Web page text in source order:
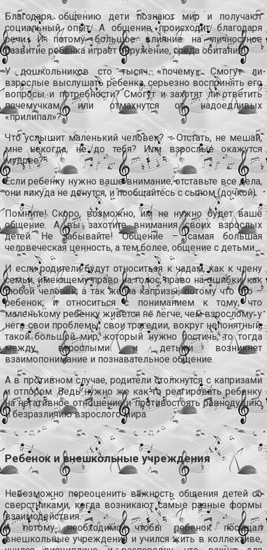
Благодаря общению дети познают мир и получают
социальный опыт. А общение происходит благодаря
речи. И потому большое влияние на личностное
развитие ребенка играет окружение, среда обитания.
У дошкольников сто тысяч «почему». Смогут ли
взрослые выслушать ребенка, серьезно воспринять его
вопросы и потребности? Смогут и захотят ли ответить
почемучкам, или отмахнутся от надоедливых
«прилипал»?
Что услышит маленький человек? – Отстать, не мешай,
мне некогда, не до тебя? Или взрослые окажутся
мудрее?
Если ребенку нужно ваше внимание, отставьте все дела,
они никуда не денутся, и пообщайтесь с сыном (дочкой).
Помните! Скоро, возможно, им не нужно будет ваше
общение. А вы захотите внимания своих взрослых
детей. Не забывайте! Общение – самая большая
человеческая ценность, а тем более, общение с детьми.
И если родители будут относиться к чадам, как к члену
семьи, имеющему право на голос, право на ошибки, как
любой человек; а так же на капризы, потому что это –
ребенок; и относиться с пониманием к тому, что
маленькому ребенку живется не легче, чем взрослому: у
него свои проблемы, свои трагедии, вокруг непонятный,
такой большой мир, который нужно постичь; то тогда
между взрослыми и детьми возникнет
взаимопонимание и познавательное общение.
А в противном случае, родители столкнутся с капризами
и отпором. Ведь нужно же как-то реагировать ребенку
на негативное отношение и противостоять равнодушию
и безразличию взрослого мира.
.
Ребенок и внешкольные учреждения
Невозможно переоценить важность общения детей со
сверстниками, когда возникают самые разные формы
взаимодействия.
А потому необходимо, чтобы ребенок посещал
внешкольные учреждения и учился жить в коллективе,